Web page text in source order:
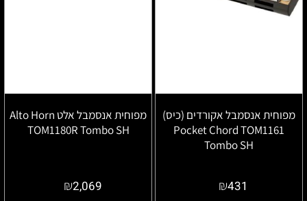
מפוחית אנסמבל אקורדים (כיס)
Pocket Chord TOM1161
Tombo SH
₪431
מפוחית אנסמבל אלט Alto Horn
TOM1180R Tombo SH
₪2,069